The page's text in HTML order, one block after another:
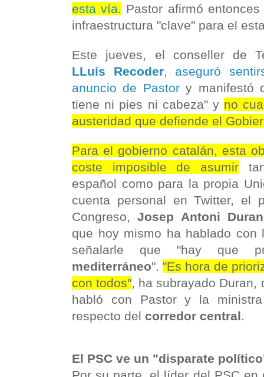
esta vía. Pastor afirmó
infraestructura "clave" para el
Este jueves, el conseller de
LLuís Recoder, aseguró
anuncio de Pastor y manifestó
tiene ni pies ni cabeza" y no
austeridad que defiende el
Para el gobierno catalán, esta
coste imposible de asumir
español como para la propia
cuenta personal en Twitter, el
Congreso,Josep Antoni
que hoy mismo ha hablado con
señalarle que "hay que
mediterráneo". "Es hora de
con todos", ha subrayado Duran,
habló con Pastor y la
respecto del corredor central.
El PSC ve un "disparate